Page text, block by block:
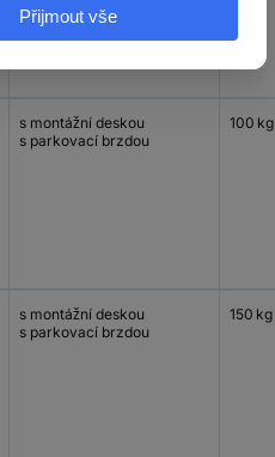
s montážní deskou
s parkovací brzdou
100 kg
s montážní deskou
s parkovací brzdou
150 kg